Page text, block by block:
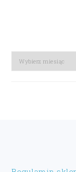
Archiwa